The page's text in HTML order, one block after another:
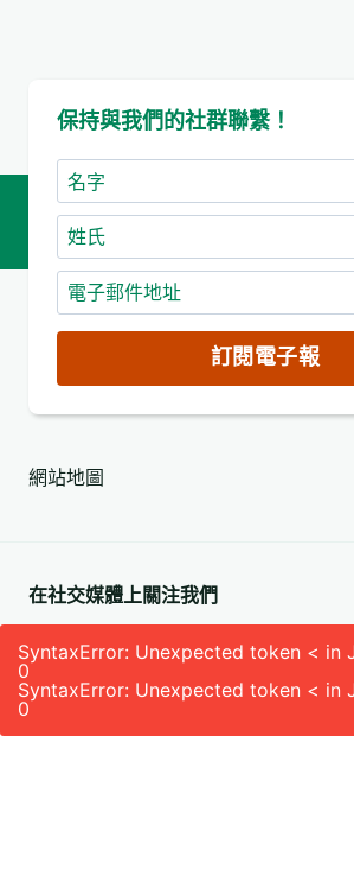
保持與我們的社群聯繫！
名
字
姓
氏
電
子
件
地
(必
訂閱電子報
網站地圖
在社交媒體上關注我們
SyntaxError: Unexpected token < in
0
SyntaxError: Unexpected token < in
0